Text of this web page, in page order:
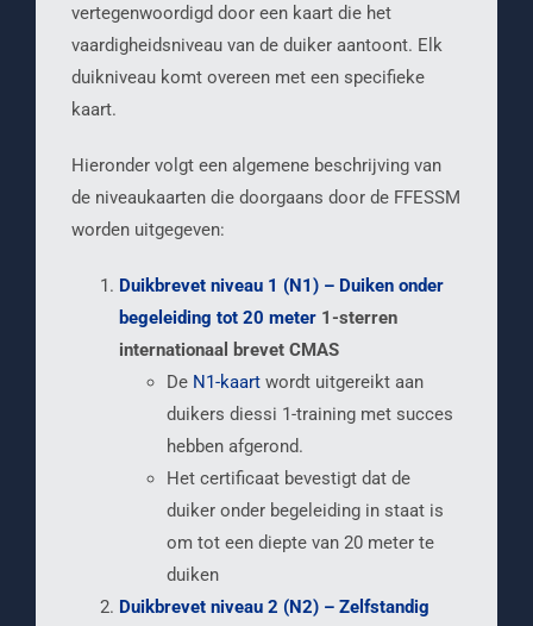
vertegenwoordigd door een kaart die het
vaardigheidsniveau van de duiker aantoont. Elk
duikniveau komt overeen met een specifieke
kaart.
Hieronder volgt een algemene beschrijving van
de niveaukaarten die doorgaans door de FFESSM
worden uitgegeven:
Duikbrevet niveau 1 (N1) – Duiken onder
begeleiding tot 20 meter1-sterren
internationaal brevet CMAS
De N1-kaartwordt uitgereikt aan
duikers diessi 1-training met succes
hebben afgerond.
Het certificaat bevestigt dat de
duiker onder begeleiding in staat is
om tot een diepte van 20 meter te
duiken
Duikbrevet niveau 2 (N2) – Zelfstandig